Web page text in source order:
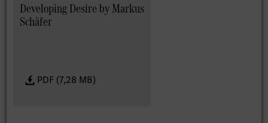
Developing Desire by Markus
Schäfer
PDF (7,28 MB)